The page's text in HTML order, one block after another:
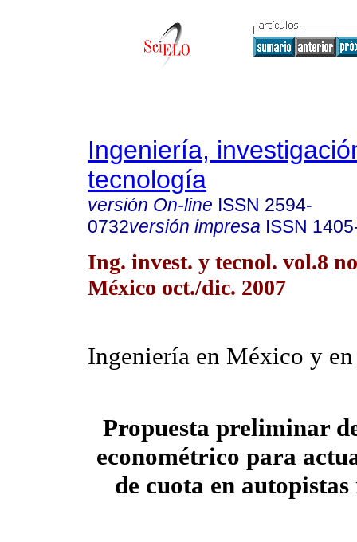
Ingeniería,
tecnología
versión On-line ISSN 2594-
0732versión impresa ISSN
Ing. invest. y tecnol. vol.8
México oct./dic. 2007
Ingeniería en México y
Propuesta preliminar
econométrico para
de cuota en